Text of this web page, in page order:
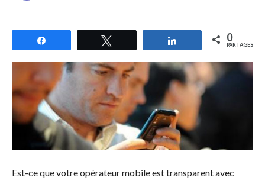
Partagez 0
PARTAGES
Est-ce que votre opérateur mobile est transparent avec